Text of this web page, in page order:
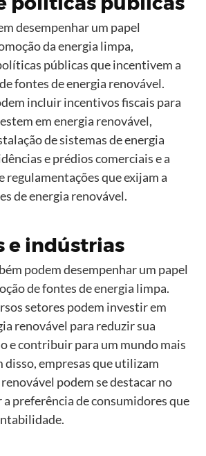
desempenhar um papel
da energia limpa,
públicas que incentivem a
fontes de energia renovável.
incluir incentivos fiscais para
em energia renovável,
de sistemas de energia
e prédios comerciais e a
regulamentações que exijam a
de energia renovável.
e indústrias
podem desempenhar um papel
de fontes de energia limpa.
setores podem investir em
renovável para reduzir sua
e contribuir para um mundo mais
empresas que utilizam
podem se destacar no
a preferência de consumidores que